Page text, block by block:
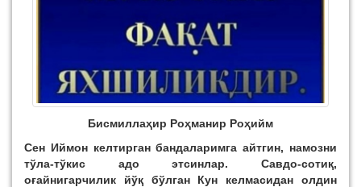
Бисмиллаҳир Роҳманир Роҳийм
Сен Иймон келтирган бандаларимга айтгин, намозни
тўла-тўкис адо этсинлар. Савдо-сотиқ,
оғайнигарчилик йўқ бўлган Кун келмасидан олдин